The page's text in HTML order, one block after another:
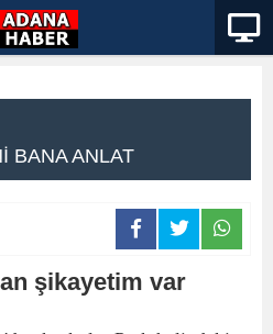
BANA ANLAT
şikayetim var